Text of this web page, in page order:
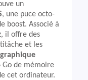
un
, une puce octo-
boost. Associé à
il offre des
et les
Go de mémoire
cet ordinateur.